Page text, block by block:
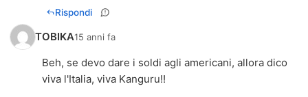
Rispondi
TOBIKA15 anni fa
Beh, se devo dare i soldi agli americani, allora dico
viva l'Italia, viva Kanguru!!